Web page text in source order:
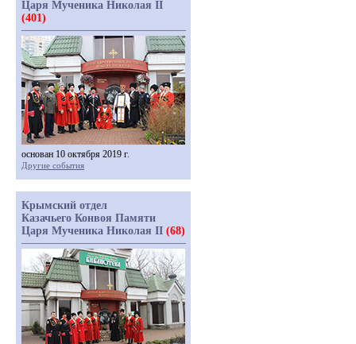
Царя Мученика Николая II
(401)
основан 10 октября 2019 г.
Другие события
Крымский отдел
Казачьего Конвоя Памяти
Царя Мученика Николая II (68)